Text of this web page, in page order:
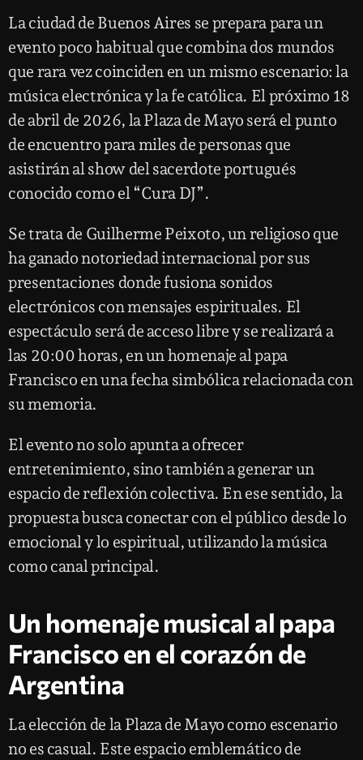
La ciudad de Buenos Aires se prepara para un
evento poco habitual que combina dos mundos
que rara vez coinciden en un mismo escenario: la
música electrónica y la fe católica. El próximo 18
de abril de 2026, la Plaza de Mayo será el punto
de encuentro para miles de personas que
asistirán al show del sacerdote portugués
conocido como el “Cura DJ”.
Se trata de Guilherme Peixoto, un religioso que
ha ganado notoriedad internacional por sus
presentaciones donde fusiona sonidos
electrónicos con mensajes espirituales. El
espectáculo será de acceso libre y se realizará a
las 20:00 horas, en un homenaje al papa
Francisco en una fecha simbólica relacionada con
su memoria.
El evento no solo apunta a ofrecer
entretenimiento, sino también a generar un
espacio de reflexión colectiva. En ese sentido, la
propuesta busca conectar con el público desde lo
emocional y lo espiritual, utilizando la música
como canal principal.
Un homenaje musical al papa
Francisco en el corazón de
Argentina
La elección de la Plaza de Mayo como escenario
no es casual. Este espacio emblemático de